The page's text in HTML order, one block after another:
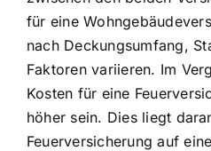
für eine
nach Deckungsumfang,
Faktoren variieren. Im
Kosten für eine
höher sein. Dies liegt
Feuerversicherung auf